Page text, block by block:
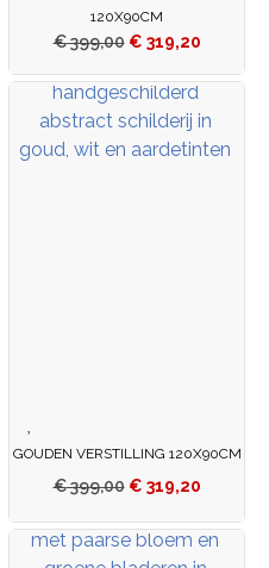
120X90CM
€399,00 € 319,20
GOUDEN VERSTILLING 120X90CM
€399,00 € 319,20